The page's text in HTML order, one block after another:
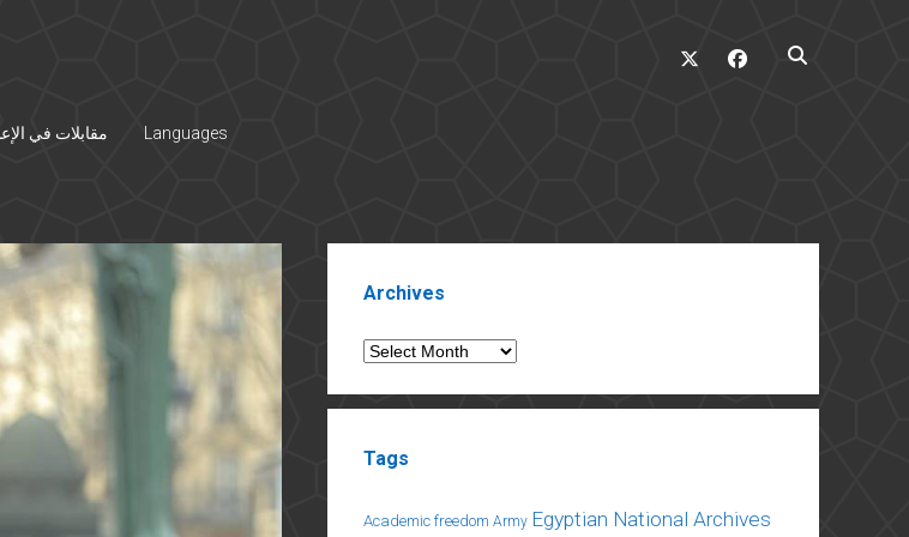
twitter facebook
مقابلات في Languages
Archives
Archives
Tags
Academic freedom Army Egyptian National Archives